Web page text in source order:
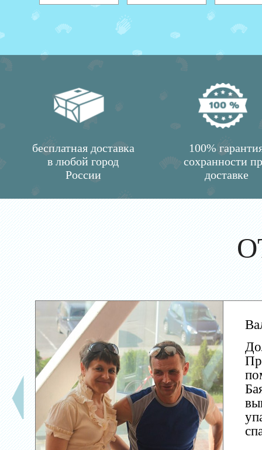
бесплатная доставка
в любой город
России
100%
сохранности
доставке